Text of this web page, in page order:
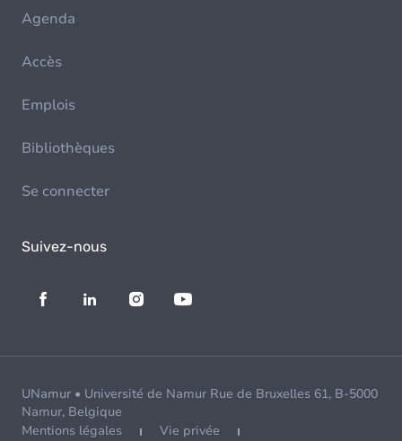
Agenda
Accès
Emplois
Bibliothèques
Se connecter
Suivez-nous
UNamur • Université de Namur Rue de Bruxelles 61, B-5000
Namur, Belgique
Mentions légales
Vie privée